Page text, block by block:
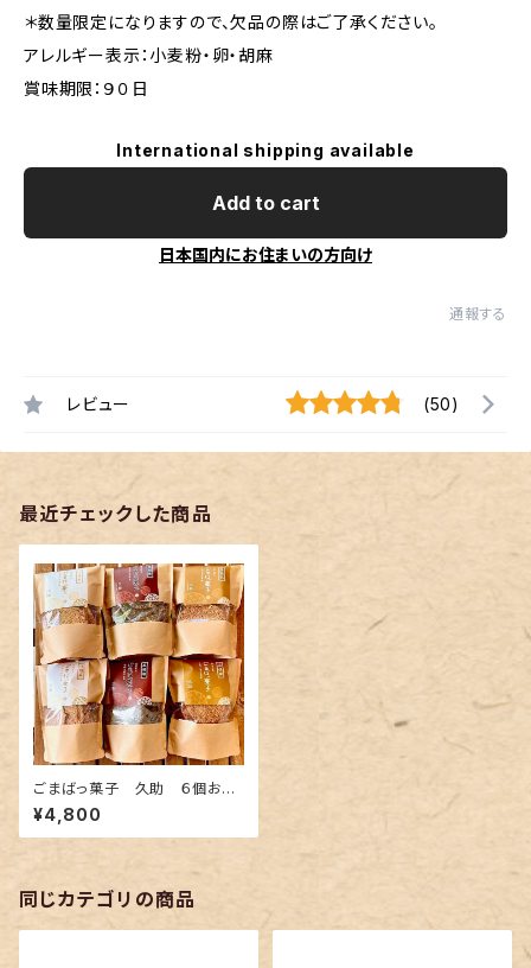
＊数量限定になりますので、欠品の際はご了承ください。
アレルギー表示：小麦粉・卵・胡麻
賞味期限：９０日
International shipping available
Add to cart
日本国内にお住まいの方向け
通報する
レビュー (50)
最近チェックした商品
ごまばっ菓子 久助 ６個お買
い得セット
¥4,800
同じカテゴリの商品